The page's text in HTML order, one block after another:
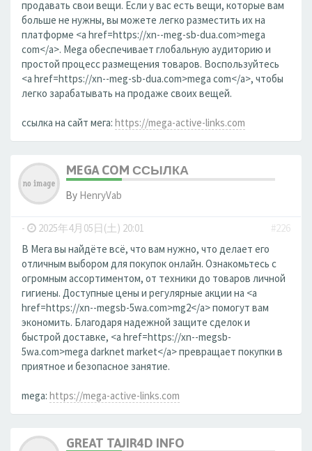
продавать свои вещи. Если у вас есть вещи, которые вам
больше не нужны, вы можете легко разместить их на
платформе <a href=https://xn--meg-sb-dua.com>mega
com</a>. Mega обеспечивает глобальную аудиторию и
простой процесс размещения товаров. Воспользуйтесь
<a href=https://xn--meg-sb-dua.com>mega com</a>, чтобы
легко зарабатывать на продаже своих вещей.
ссылка на сайт мега: https://mega-active-links.com
MEGA COM ССЫЛКА
By HenryVab
- 2025年4月05日(土) 20:01
#226
В Мега вы найдёте всё, что вам нужно, что делает его
отличным выбором для покупок онлайн. Ознакомьтесь с
огромным ассортиментом, от техники до товаров личной
гигиены. Доступные цены и регулярные акции на <a
href=https://xn--megsb-5wa.com>mg2</a> помогут вам
экономить. Благодаря надежной защите сделок и
быстрой доставке, <a href=https://xn--megsb-
5wa.com>mega darknet market</a> превращает покупки в
приятное и безопасное занятие.
mega: https://mega-active-links.com
GREAT TAJIR4D INFO